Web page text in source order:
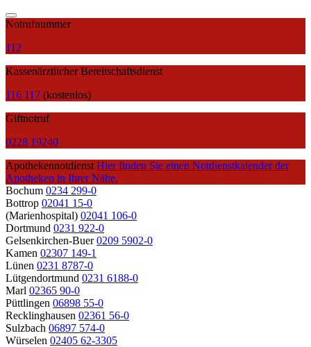
Notrufnummer
112
Kassenärztlicher Bereitschaftsdienst
116 117 (kostenlos)
Giftnotruf
0228 19240
Apothekennotdienst Hier finden Sie einen Notdienstkalender der
Apotheken in Ihrer Nähe.
Bochum 0234 299-0
Bottrop 02041 15-0
(Marienhospital) 02041 106-0
Dortmund 0231 922-0
Gelsenkirchen-Buer 0209 5902-0
Kamen 02307 149-1
Lünen 0231 8787-0
Lütgendortmund 0231 6188-0
Marl 02365 90-0
Püttlingen 06898 55-0
Recklinghausen 02361 56-0
Sulzbach 06897 574-0
Würselen 02405 62-3305